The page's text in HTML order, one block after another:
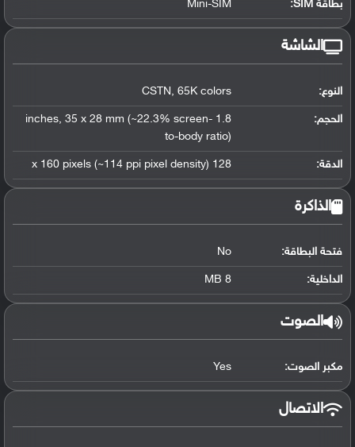
بطاقة SIM: Mini-SIM
الشاشة
النوع: CSTN, 65K colors
الحجم:
1.8 inches, 35 x 28 mm (~22.3% screen-
to-body ratio)
الدقة: 128 x 160 pixels (~114 ppi pixel density)
الذاكرة
فتحة البطاقة: No
الداخلية: 8 MB
الصوت
مكبر الصوت: Yes
الاتصال